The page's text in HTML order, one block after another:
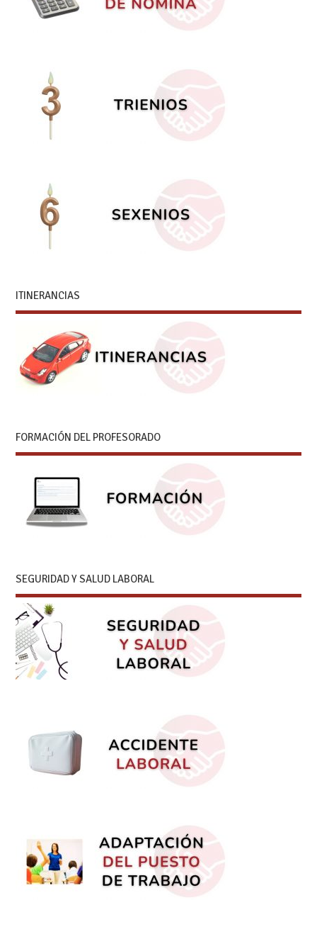
ITINERANCIAS
FORMACIÓN DEL PROFESORADO
SEGURIDAD Y SALUD LABORAL